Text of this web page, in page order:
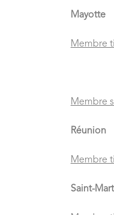
Mayotte
Membre
Aina
Membre
Réunion
Membre
Saint-